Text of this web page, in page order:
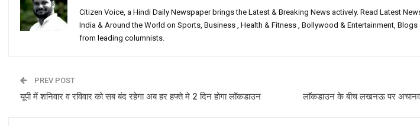
Citizen Voice, a Hindi Daily Newspaper brings the Latest & Breaking News actively. Read Latest
India & Around the World on Sports, Business , Health & Fitness , Bollywood & Entertainment,
from leading columnists.
PREV POST
यूपी में शनिवार व रविवार को सब बंद रहेगा अब हर हफ्ते मे 2 दिन होगा लॉकडाउन लाॅकडाउन के बीच लखनऊ पर अचानक